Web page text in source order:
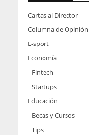
Cartas al Director
Columna de Opinión
E-sport
Economía
Fintech
Startups
Educación
Becas y Cursos
Tips